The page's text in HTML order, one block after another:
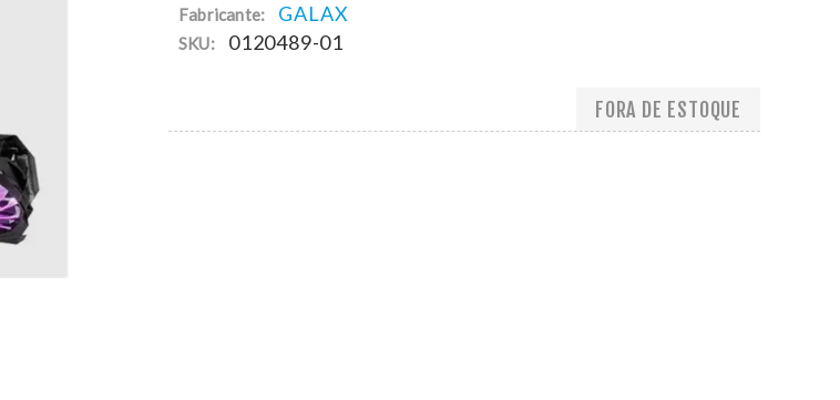
Fabricante: GALAX
SKU: 0120489-01
FORA DE ESTOQUE